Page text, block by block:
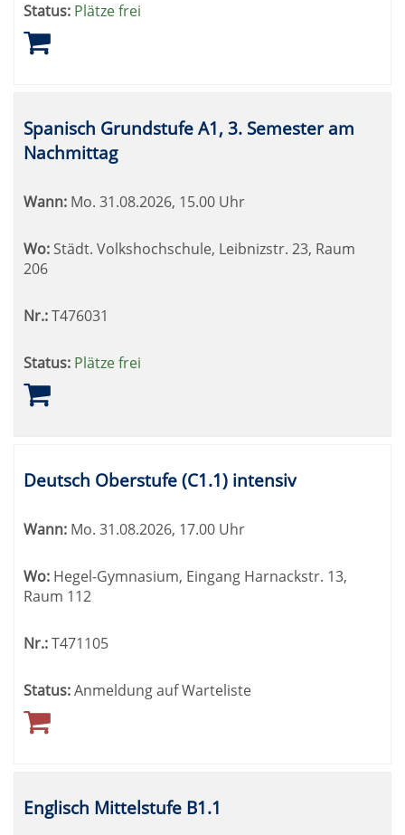
Status: Plätze frei
Spanisch Grundstufe A1, 3. Semester am
Nachmittag
Wann: Mo. 31.08.2026, 15.00 Uhr
Wo: Städt. Volkshochschule, Leibnizstr. 23, Raum
206
Nr.:T476031
Status: Plätze frei
Deutsch Oberstufe (C1.1) intensiv
Wann: Mo. 31.08.2026, 17.00 Uhr
Wo: Hegel-Gymnasium, Eingang Harnackstr. 13,
Raum 112
Nr.:T471105
Status:Anmeldung auf Warteliste
Englisch Mittelstufe B1.1